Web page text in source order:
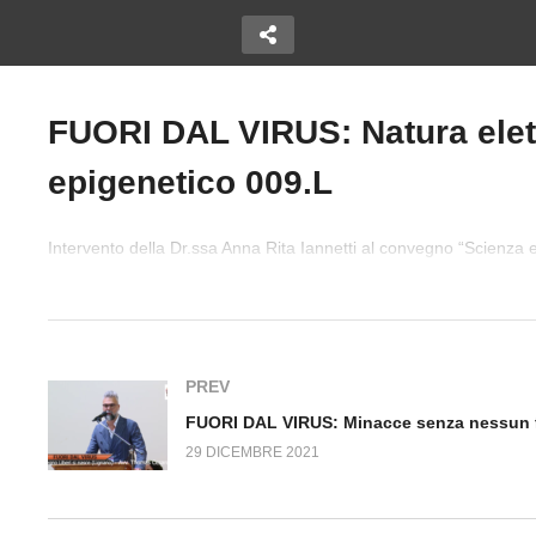
Copy Embed Code
FUORI DAL VIRUS: La
transumanesimo 003.L
FUORI DAL VIRUS: Natura
epigenetico 009.L
Intervento della Dr.ssa Anna Rita Iannetti al convegno
PREV
29 DICEMBRE 2021